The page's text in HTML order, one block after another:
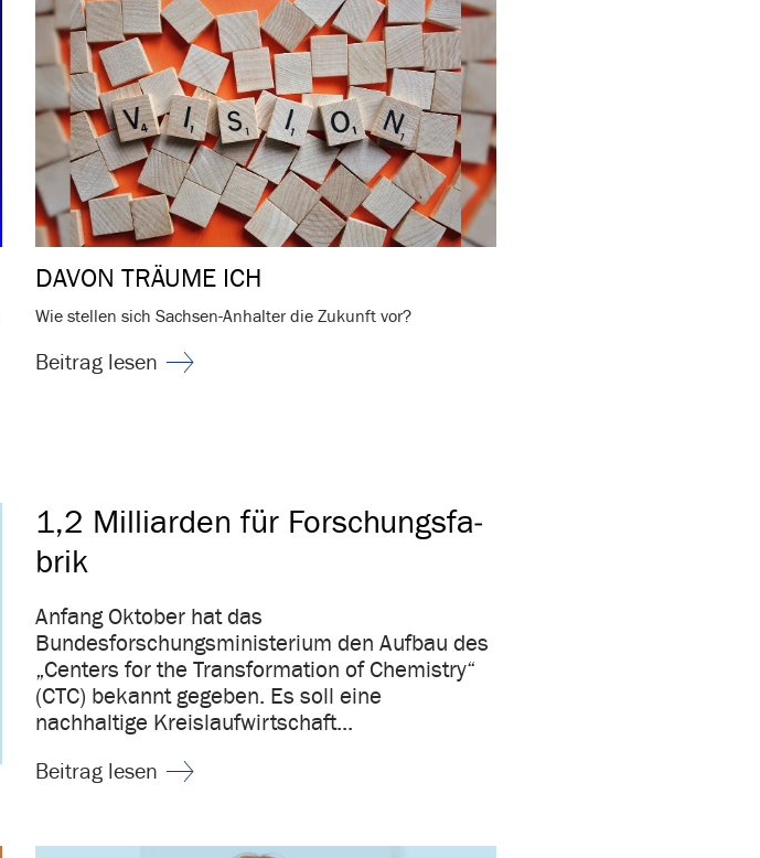
DAVON TRÄUME ICH
Wie stellen sich Sachsen-Anhalter die Zukunft vor?
Beitrag lesen
1,2 Milli­arden für Forschungs­fa­
brik
Anfang Oktober hat das
Bundesforschungsministerium den Aufbau des
„Centers for the Transformation of Chemistry“
(CTC) bekannt gegeben. Es soll eine
nachhaltige Kreislaufwirtschaft...
Beitrag lesen